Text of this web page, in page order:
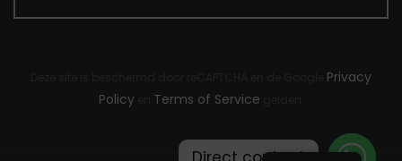
Privacy
Policyen Terms of Service